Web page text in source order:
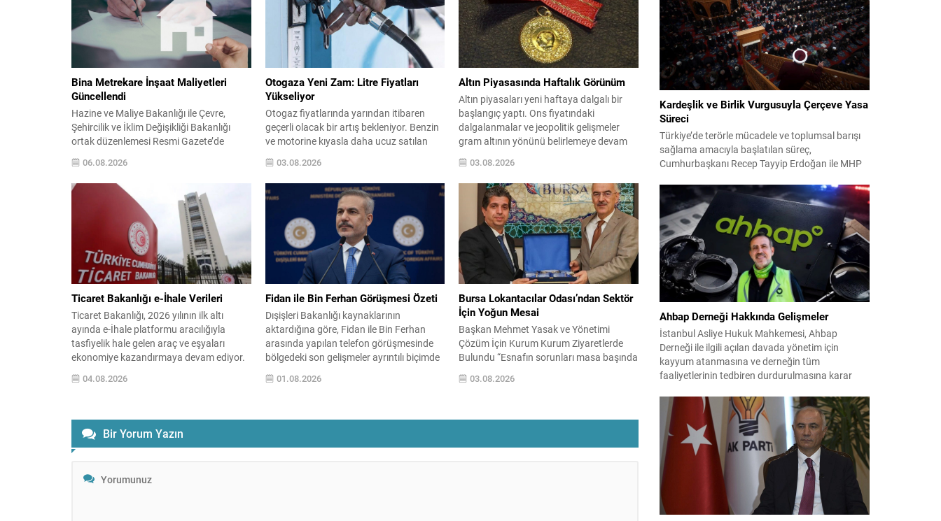
Bina Metrekare İnşaat Maliyetleri
Güncellendi
Hazine ve Maliye Bakanlığı ile Çevre,
Şehircilik ve İklim Değişikliği Bakanlığı
ortak düzenlemesi Resmi Gazete’de
yayımlanarak yürürlüğe girdi ve emlak
vergisi hesabında kullanılacak metrekare
normal inşaat maliyetleri yenilendi. Yeni
tebliğ; konut, sanayi tesisi, otel, eğitim ve
sağlık yapıları gibi çok sayıda bina
türünün esas alınacak maliyetlerini
belirliyor. Bu düzenlemeyle, 2027...
06.08.2026
Otogaza Yeni Zam: Litre Fiyatları
Yükseliyor
Otogaz fiyatlarında yarından itibaren
geçerli olacak bir artış bekleniyor. Benzin
ve motorine kıyasla daha ucuz satılan
otogazın fiyatında yapılması planlanan
zam, tüketicilerin cephesinde dikkat çekti.
Yapılacak düzenlemeyle litre başına 2,42
lira artış öngörülüyor. Bu artışın ardından
büyükşehir ve bazı bölge fiyatları farklı
seviyelerde oluşacak. Beklenen Bölgesel
Fiyatlar İstanbul için otogazın...
03.08.2026
Altın Piyasasında Haftalık Görünüm
Altın piyasaları yeni haftaya dalgalı bir
başlangıç yaptı. Ons fiyatındaki
dalgalanmalar ve jeopolitik gelişmeler
gram altının yönünü belirlemeye devam
ediyor. Geçen hafta ABD ile İran
arasındaki gerilim petrol fiyatlarını yukarı
çekti; buna karşın Fed’in sıkı para
politikası beklentileri değerlemeleri
baskıladı ve ons altında düşüşler görüldü.
Gram ve Ons Fiyatları Gram...
03.08.2026
Ticaret Bakanlığı e-İhale Verileri
Ticaret Bakanlığı, 2026 yılının ilk altı
ayında e-İhale platformu aracılığıyla
tasfiyelik hale gelen araç ve eşyaları
ekonomiye kazandırmaya devam ediyor.
Bu dönemde gerçekleştirilen ihaleler ve
elde edilen gelirler kamuoyuyla paylaşıldı.
hem vatandaşların hem de tüzel kişilerin
dijital ortamda kolayca işlem
yapmasına...
04.08.2026
Fidan ile Bin Ferhan Görüşmesi Özeti
Dışişleri Bakanlığı kaynaklarının
aktardığına göre, Fidan ile Bin Ferhan
arasında yapılan telefon görüşmesinde
bölgedeki son gelişmeler ayrıntılı biçimde
ele alındı. Taraflar, yaşanan çatışmaların
sona erdirilmesine yönelik sürdürülen
01.08.2026
Bursa Lokantacılar Odası’ndan Sektör
İçin Yoğun Mesai
Başkan Mehmet Yasak ve Yönetimi
Çözüm İçin Kurum Kurum Ziyaretlerde
Bulundu “Esnafın sorunları masa başında
değil, sahada çözülür” anlayışıyla hareket
eden Bursa Lokantacılar ve Benzerleri
03.08.2026
Bir Yorum Yazın
38. Olağan Kurultayı sürecine ilişkin iddiaları
kapsıyor. Daha önce Antalya ve İstanbul...
Kardeşlik ve Birlik Vurgusuyla Çerçeve Yasa
Süreci
Türkiye’de terörle mücadele ve toplumsal barışı
sağlama amacıyla başlatılan süreç,
Cumhurbaşkanı Recep Tayyip Erdoğan ile MHP
bir döneme girdi. Yaklaşık iki yıldır devam eden
çalışmaların ardından şimdi sürecin yasal zemini,
12 maddelik bir çerçeve yasa ile şekillendiriliyor.
Bugün komisyonda görüşülecek olan bu yasa
taslağı,...
Ahbap Derneği Hakkında Gelişmeler
İstanbul Asliye Hukuk Mahkemesi, Ahbap
Derneği ile ilgili açılan davada yönetim için
kayyum atanmasına ve derneğin tüm
faaliyetlerinin tedbiren durdurulmasına karar
kararı verilmiş olup son adım doğrudan yönetime
ilişkin bir tedbir niteliği taşıyor. İstanbul Emniyet
Müdürlüğü Mali Suçlarla Mücadele Şube
Müdürlüğü ve İstanbul...